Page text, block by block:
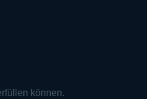
können.